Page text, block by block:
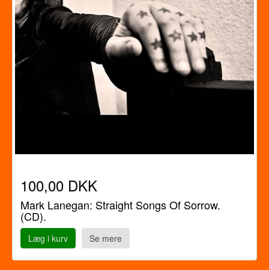
100,00 DKK
Mark Lanegan: Straight Songs Of Sorrow.
(CD).
Læg i kurv Se mere